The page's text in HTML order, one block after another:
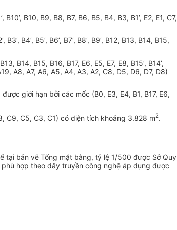
, B10’, B10, B9, B8, B7, B6, B5, B4, B3, B1’, E2, E1, C7,
’, B3’, B4’, B5’, B6’, B7’, B8’, B9’, B12, B13, B14, B15,
B14, B15, B16, B17, E6, E5, E7, E8, B15’, B14’,
A8, A7, A6, A5, A4, A3, A2, C8, D5, D6, D7, D8)
giới hạn bởi các mốc (B0, E3, E4, B1, B17, E6,
C9, C5, C3, C1) có diện tích khoảng 3.828 m2.
tại bản vẽ Tổng mặt bằng, tỷ lệ 1/500 được Sở Quy
hợp theo dây truyền công nghệ áp dụng được